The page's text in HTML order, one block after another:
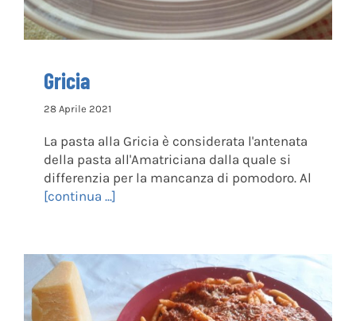
Gricia
28 Aprile 2021
La pasta alla Gricia è considerata l'antenata
della pasta all'Amatriciana dalla quale si
differenzia per la mancanza di pomodoro. Al
[continua ...]